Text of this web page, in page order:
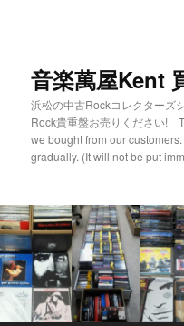
音楽萬屋Kent
浜松の中古Rockコレクターズ
Rock貴重盤お売りください!
we bought from our
gradually. (It will not be put